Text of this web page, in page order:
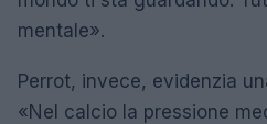
mentale».
Perrot, invece, evidenzia
«Nel calcio la pressione